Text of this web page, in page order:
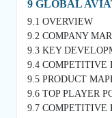
9 GLOBAL
9.1 OVERVIEW
9.2 COMPANY
9.3 KEY
9.4 COMPETITIVE
9.5 PRODUCT
9.6 TOP PLAYER
9.7 COMPETITIVE